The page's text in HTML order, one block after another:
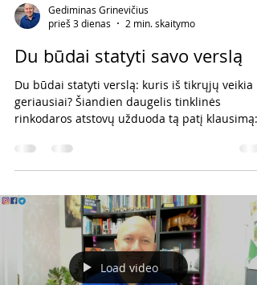
Gediminas Grinevičius
prieš 3 dienas
2 min. skaitymo
Du būdai statyti savo verslą
Du būdai statyti verslą: kuris iš tikrųjų veikia
geriausiai? Šiandien daugelis tinklinės
rinkodaros atstovų užduoda tą patį klausimą:
Mano atsakymas labai paprastas. Ne vienu iš
jų. O abiem kartu. 1. Internetas leidžia judėti
anksčiau tiesiog nebuvo. Per kelias minutes
gali: * parašyti dešimtis žinučių; * paskelbti
įrašą; * įkelti „Reels“; * surengti tiesioginę
transliaciją; * pasie
Load video